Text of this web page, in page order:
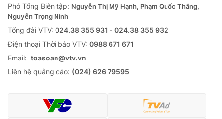
Phó Tổng Biên tập: Nguyễn Thị Mỹ Hạnh, Phạm Quốc Thắng,
Nguyễn Trọng Ninh
Tổng đài VTV: 024.38 355 931 - 024.38 355 932
Ðiện thoại Thời báo VTV: 0988 671 671
Email: toasoan@vtv.vn
Liên hệ quảng cáo: (024) 626 79595